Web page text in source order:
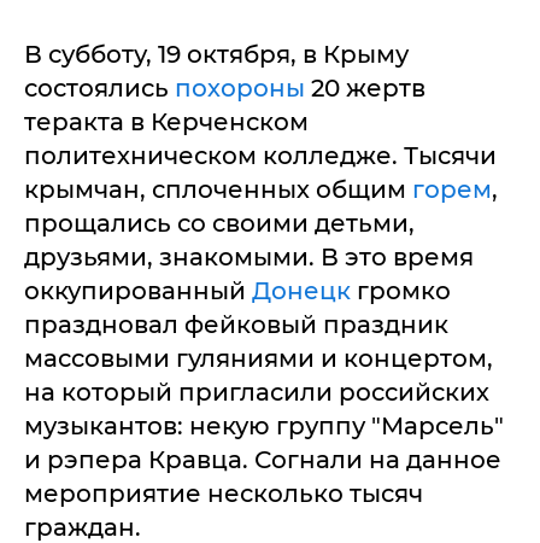
В субботу, 19 октября, в Крыму
состоялись похороны 20 жертв
теракта в Керченском
политехническом колледже. Тысячи
крымчан, сплоченных общим горем,
прощались со своими детьми,
друзьями, знакомыми. В это время
оккупированный Донецк громко
праздновал фейковый праздник
массовыми гуляниями и концертом,
на который пригласили российских
музыкантов: некую группу "Марсель"
и рэпера Кравца. Согнали на данное
мероприятие несколько тысяч
граждан.